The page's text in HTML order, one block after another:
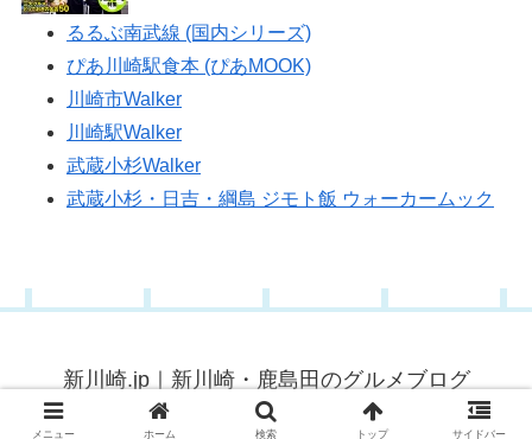
るるぶ南武線 (国内シリーズ)
ぴあ川崎駅食本 (ぴあMOOK)
川崎市Walker
川崎駅Walker
武蔵小杉Walker
武蔵小杉・日吉・綱島 ジモト飯 ウォーカームック
新川崎.jp｜新川崎・鹿島田のグルメブログ
© 2015 新川崎.jp｜新川崎・鹿島田のグルメブログ.
メニュー ホーム 検索 トップ サイドバー